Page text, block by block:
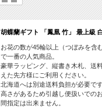
胡蝶蘭ギフト 「鳳凰 竹」 最上級
お花の数が45輪以上（つぼみを含
で一番の人気商品。
豪華ラッピング、縦書き木札、送
えた先方様にご利用ください。
北海道へは別途送料負担が必要で
高さがあるため引越し便扱いでの
間指定は出来ません。